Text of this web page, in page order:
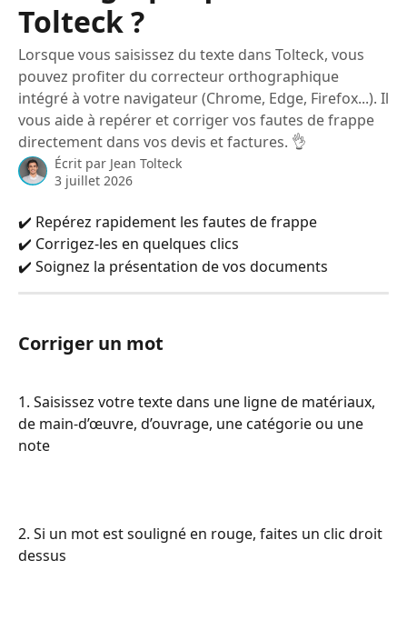
Tolteck ?
Lorsque vous saisissez du texte dans Tolteck, vous
pouvez profiter du correcteur orthographique
intégré à votre navigateur (Chrome, Edge, Firefox...). Il
vous aide à repérer et corriger vos fautes de frappe
directement dans vos devis et factures. 👌
Écrit par Jean Tolteck
3 juillet 2026
✔️ Repérez rapidement les fautes de frappe
✔️ Corrigez-les en quelques clics
✔️ Soignez la présentation de vos documents
Corriger un mot
1. Saisissez votre texte dans une ligne de matériaux,
de main-d’œuvre, d’ouvrage, une catégorie ou une
note
2. Si un mot est souligné en rouge, faites un clic droit
dessus